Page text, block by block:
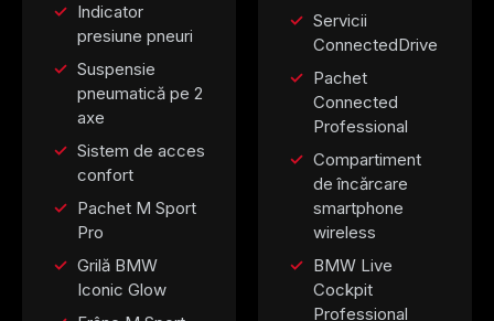
Indicator
presiune pneuri
Suspensie
pneumatică pe 2
axe
Sistem de acces
confort
Pachet M Sport
Pro
Grilă BMW
Iconic Glow
Servicii
ConnectedDrive
Pachet
Connected
Professional
Compartiment
de încărcare
smartphone
wireless
BMW Live
Cockpit
Professional